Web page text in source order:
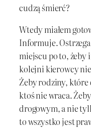
cudzą śmierć?
Wtedy miałem
Informuje.
miejscu po to, żeby
kolejni kierowcy
Żeby rodziny, które
ktoś nie wraca.
drogowym, a nie
to wszystko jest